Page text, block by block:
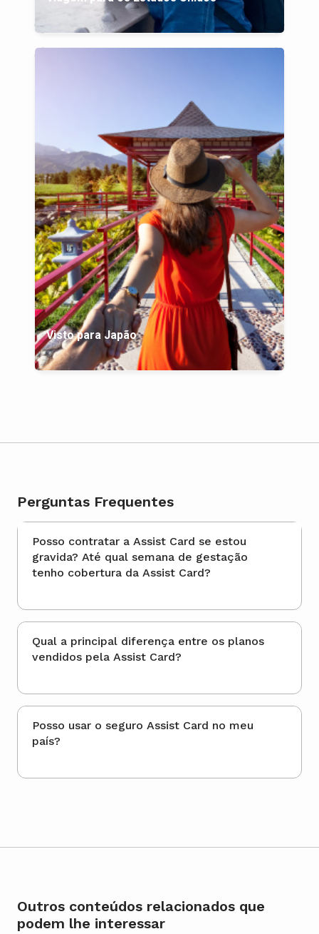
Visto para Japão
Perguntas Frequentes
Posso contratar a Assist Card se estou
gravida? Até qual semana de gestação
tenho cobertura da Assist Card?
Qual a principal diferença entre os planos
vendidos pela Assist Card?
Posso usar o seguro Assist Card no meu
país?
Outros conteúdos relacionados que
podem lhe interessar